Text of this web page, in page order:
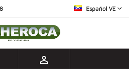
Español VE
